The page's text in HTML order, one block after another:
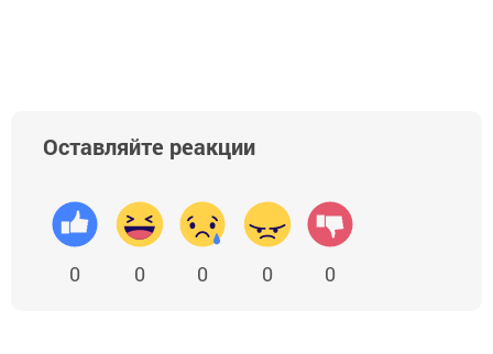
Оставляйте реакции
0 0 0 0 0